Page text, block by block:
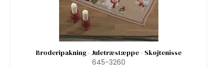
Broderipakning - Juletræstæppe - Skøjtenisse
645-3260